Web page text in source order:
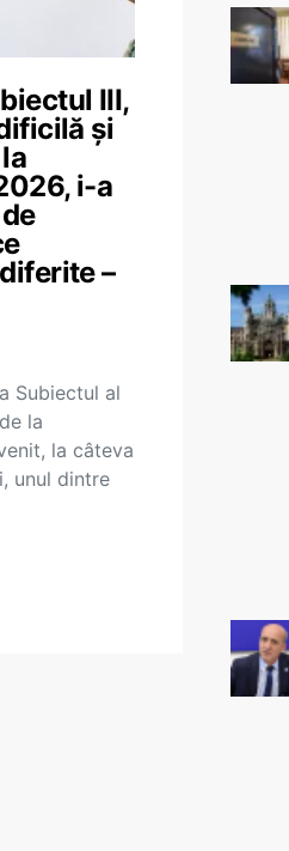
III,
și
i-a
–
Subiectul al
la
la câteva
unul dintre